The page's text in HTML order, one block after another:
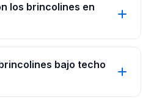
los brincolines en
bajo techo